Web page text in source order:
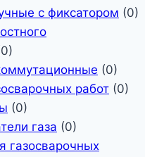
с фиксатором (0)
0)
(0)
работ (0)
(0)
газа (0)
газосварочных